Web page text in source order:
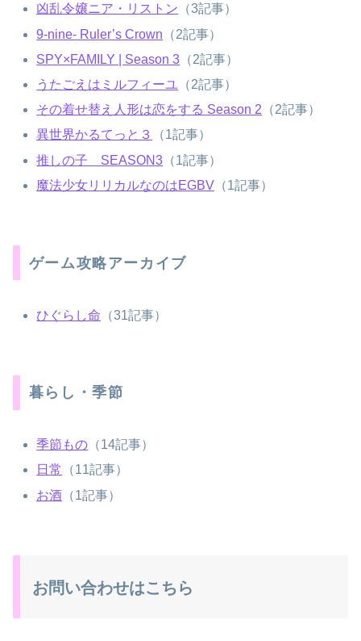
凶乱令嬢ニア・リストン （3記事）
9-nine- Ruler’s Crown （2記事）
SPY×FAMILY | Season 3 （2記事）
うたごえはミルフィーユ （2記事）
その着せ替え人形は恋をする Season 2 （2記事）
異世界かるてっと３
（1記事）
推しの子 SEASON3 （1記事）
魔法少女リリカルなのはEGBV （1記事）
ゲーム攻略アーカイブ
ひぐらし命 （31記事）
暮らし・季節
季節もの （14記事）
日常
（11記事）
お酒 （1記事）
お問い合わせはこちら